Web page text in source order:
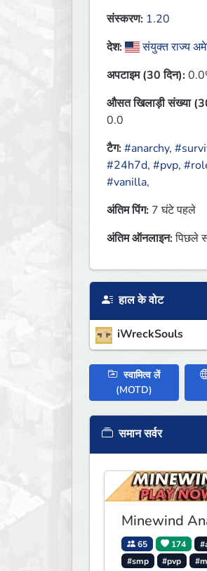
संस्करण: 1.20
देश:
संयुक्त राज्य
अपटाइम (30 दिन):
औसत खिलाड़ी संख्या
0.0
टैग:#anarchy,
#24h7d, #pvp,
#vanilla,
अंतिम पिंग: 7 घंटे पहले
अंतिम ऑनलाइन:पिछले
हाल के वोट
iWreckSouls
स्वामित्व लें
(MOTD)
समान सर्वर
Minewind
65 174
#smp
#pvp